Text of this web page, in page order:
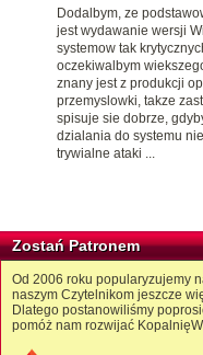
Dodalbym, ze
jest wydawanie wersji
systemow tak
oczekiwalbym
znany jest z produkcji
przemyslowki, takze
spisuje sie dobrze,
dzialania do systemu
trywialne ataki ...
Zostań Patronem
Od 2006 roku popularyzujemy
naszym Czytelnikom jeszcze
Dlatego postanowiliśmy
pomóż nam rozwijać